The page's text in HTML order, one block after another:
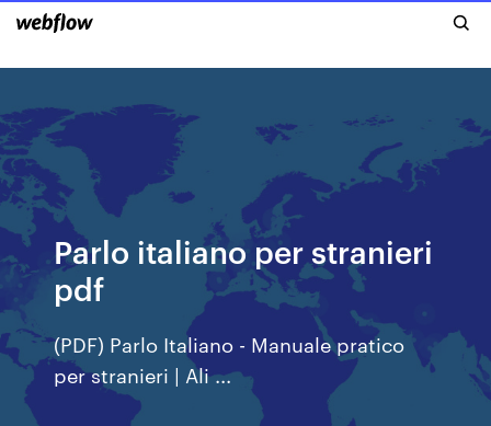
Parlo italiano per stranieri
pdf
(PDF) Parlo Italiano - Manuale pratico
per stranieri | Ali ...